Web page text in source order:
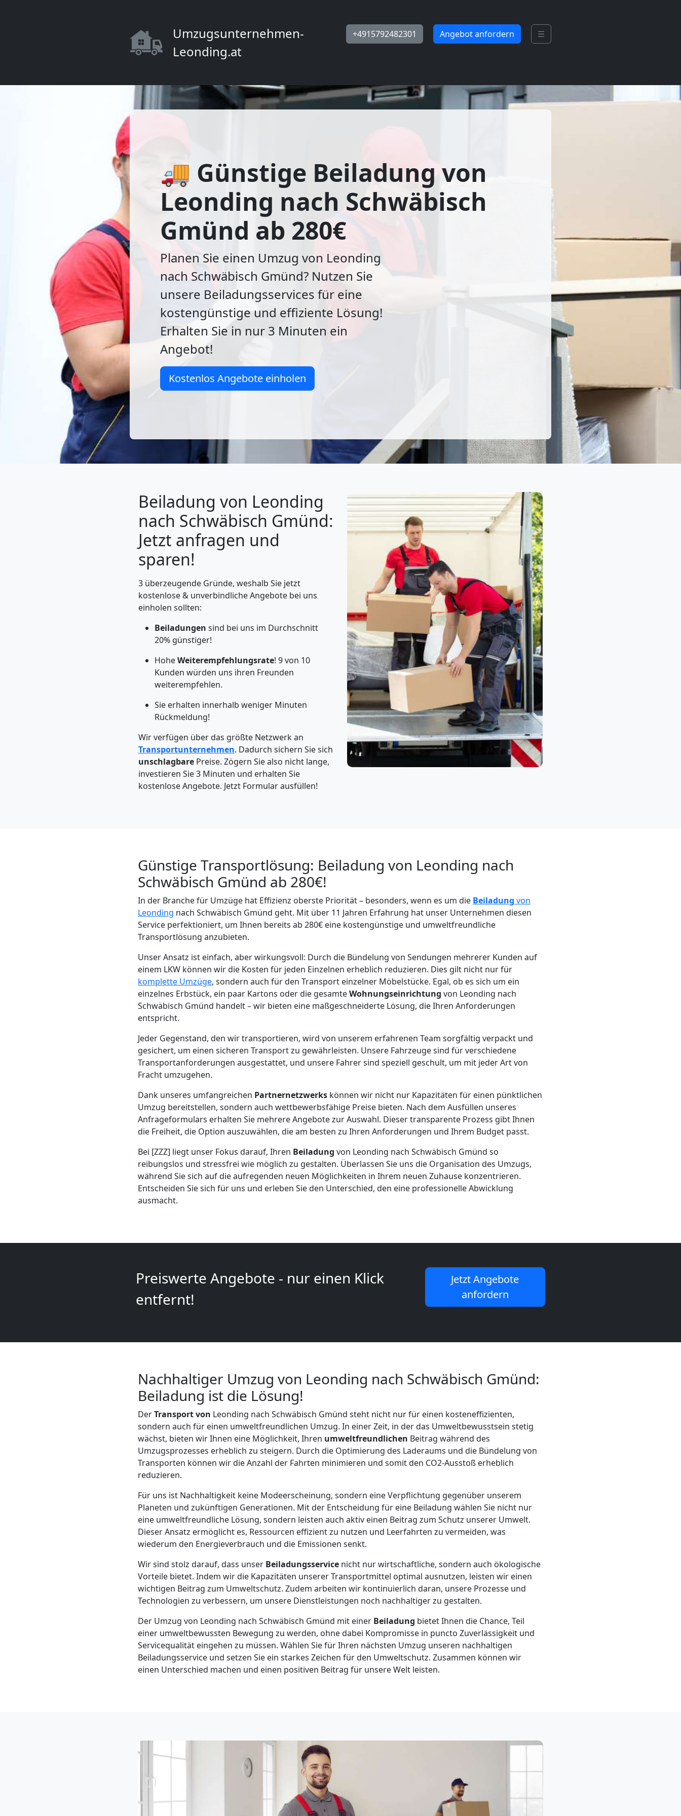
Umzugsunternehmen-
Leonding.at
+4915792482301 Angebot anfordern ☰
🚚 Günstige Beiladung von
Leonding nach Schwäbisch
Gmünd ab 280€
Planen Sie einen Umzug von Leonding
nach Schwäbisch Gmünd? Nutzen Sie
unsere Beiladungsservices für eine
kostengünstige und effiziente Lösung!
Erhalten Sie in nur 3 Minuten ein
Angebot!
Kostenlos Angebote einholen
Beiladung von Leonding
nach Schwäbisch Gmünd:
Jetzt anfragen und
sparen!
3 überzeugende Gründe, weshalb Sie jetzt
kostenlose & unverbindliche Angebote bei uns
einholen sollten:
Beiladungen sind bei uns im Durchschnitt
20% günstiger!
HoheWeiterempfehlungsrate! 9 von 10
Kunden würden uns ihren Freunden
weiterempfehlen.
Sie erhalten innerhalb weniger Minuten
Rückmeldung!
Wir verfügen über das größte Netzwerk an
Transportunternehmen. Dadurch sichern Sie sich
unschlagbare Preise. Zögern Sie also nicht lange,
investieren Sie 3 Minuten und erhalten Sie
kostenlose Angebote. Jetzt Formular ausfüllen!
Günstige Transportlösung: Beiladung von Leonding nach
Schwäbisch Gmünd ab 280€!
In der Branche für Umzüge hat Effizienz oberste Priorität – besonders, wenn es um die Beiladung von
Leonding nach Schwäbisch Gmünd geht. Mit über 11 Jahren Erfahrung hat unser Unternehmen diesen
Service perfektioniert, um Ihnen bereits ab 280€ eine kostengünstige und umweltfreundliche
Transportlösung anzubieten.
Unser Ansatz ist einfach, aber wirkungsvoll: Durch die Bündelung von Sendungen mehrerer Kunden auf
einem LKW können wir die Kosten für jeden Einzelnen erheblich reduzieren. Dies gilt nicht nur für
komplette Umzüge, sondern auch für den Transport einzelner Möbelstücke. Egal, ob es sich um ein
einzelnes Erbstück, ein paar Kartons oder die gesamteWohnungseinrichtung von Leonding nach
Schwäbisch Gmünd handelt – wir bieten eine maßgeschneiderte Lösung, die Ihren Anforderungen
entspricht.
Jeder Gegenstand, den wir transportieren, wird von unserem erfahrenen Team sorgfältig verpackt und
gesichert, um einen sicheren Transport zu gewährleisten. Unsere Fahrzeuge sind für verschiedene
Transportanforderungen ausgestattet, und unsere Fahrer sind speziell geschult, um mit jeder Art von
Fracht umzugehen.
Dank unseres umfangreichen Partnernetzwerks können wir nicht nur Kapazitäten für einen pünktlichen
Umzug bereitstellen, sondern auch wettbewerbsfähige Preise bieten. Nach dem Ausfüllen unseres
Anfrageformulars erhalten Sie mehrere Angebote zur Auswahl. Dieser transparente Prozess gibt Ihnen
die Freiheit, die Option auszuwählen, die am besten zu Ihren Anforderungen und Ihrem Budget passt.
Bei [ZZZ] liegt unser Fokus darauf, Ihren Beiladung von Leonding nach Schwäbisch Gmünd so
reibungslos und stressfrei wie möglich zu gestalten. Überlassen Sie uns die Organisation des Umzugs,
während Sie sich auf die aufregenden neuen Möglichkeiten in Ihrem neuen Zuhause konzentrieren.
Entscheiden Sie sich für uns und erleben Sie den Unterschied, den eine professionelle Abwicklung
ausmacht.
Preiswerte Angebote - nur einen Klick
entfernt!
Jetzt Angebote
anfordern
Nachhaltiger Umzug von Leonding nach Schwäbisch Gmünd:
Beiladung ist die Lösung!
DerTransport von Leonding nach Schwäbisch Gmünd steht nicht nur für einen kosteneffizienten,
sondern auch für einen umweltfreundlichen Umzug. In einer Zeit, in der das Umweltbewusstsein stetig
wächst, bieten wir Ihnen eine Möglichkeit, Ihren umweltfreundlichen Beitrag während des
Umzugsprozesses erheblich zu steigern. Durch die Optimierung des Laderaums und die Bündelung von
Transporten können wir die Anzahl der Fahrten minimieren und somit den CO2-Ausstoß erheblich
reduzieren.
Für uns ist Nachhaltigkeit keine Modeerscheinung, sondern eine Verpflichtung gegenüber unserem
Planeten und zukünftigen Generationen. Mit der Entscheidung für eine Beiladung wählen Sie nicht nur
eine umweltfreundliche Lösung, sondern leisten auch aktiv einen Beitrag zum Schutz unserer Umwelt.
Dieser Ansatz ermöglicht es, Ressourcen effizient zu nutzen und Leerfahrten zu vermeiden, was
wiederum den Energieverbrauch und die Emissionen senkt.
Wir sind stolz darauf, dass unser Beiladungsservice nicht nur wirtschaftliche, sondern auch ökologische
Vorteile bietet. Indem wir die Kapazitäten unserer Transportmittel optimal ausnutzen, leisten wir einen
wichtigen Beitrag zum Umweltschutz. Zudem arbeiten wir kontinuierlich daran, unsere Prozesse und
Technologien zu verbessern, um unsere Dienstleistungen noch nachhaltiger zu gestalten.
Der Umzug von Leonding nach Schwäbisch Gmünd mit einer Beiladung bietet Ihnen die Chance, Teil
einer umweltbewussten Bewegung zu werden, ohne dabei Kompromisse in puncto Zuverlässigkeit und
Servicequalität eingehen zu müssen. Wählen Sie für Ihren nächsten Umzug unseren nachhaltigen
Beiladungsservice und setzen Sie ein starkes Zeichen für den Umweltschutz. Zusammen können wir
einen Unterschied machen und einen positiven Beitrag für unsere Welt leisten.
Kunsttransport
Klaviertransport